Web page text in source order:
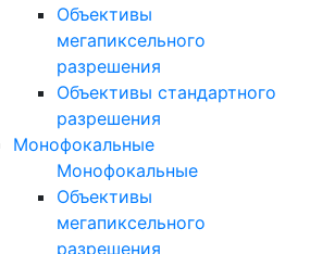
Объективы
мегапиксельного
разрешения
Объективы стандартного
разрешения
Монофокальные
Монофокальные
Объективы
мегапиксельного
разрешения